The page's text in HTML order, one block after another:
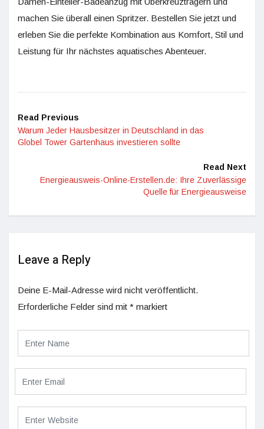
machen Sie überall einen Spritzer. Bestellen Sie jetzt und
erleben Sie die perfekte Kombination aus Komfort, Stil und
Leistung für Ihr nächstes aquatisches Abenteuer.
Read Previous
Warum Jeder Hausbesitzer in Deutschland in das
Globel Tower Gartenhaus investieren sollte
Read Next
Energieausweis-Online-Erstellen.de: Ihre Zuverlässige
Quelle für Energieausweise
Leave a Reply
Deine E-Mail-Adresse wird nicht veröffentlicht.
Erforderliche Felder sind mit * markiert